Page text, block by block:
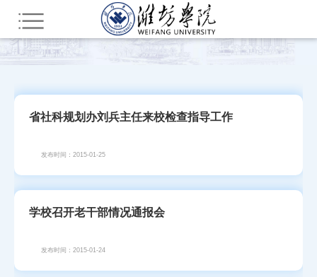
您所在的位置：首页 新闻中心 潍院动态
省社科规划办刘兵主任来校检查指导工作
发布时间：2015-01-25
学校召开老干部情况通报会
发布时间：2015-01-24